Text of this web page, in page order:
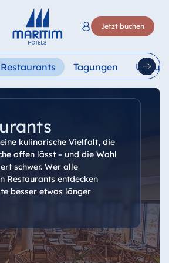
Jetzt buchen
Français
Restaurants Tagungen
kulinarische Vielfalt, die
offen lässt – und die Wahl
schwer. Wer alle
Restaurants entdecken
besser etwas länger